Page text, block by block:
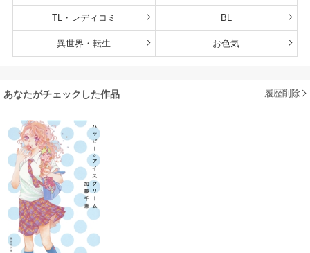
TL・レディコミ BL
異世界・転生 お色気
あなたがチェックした作品 履歴削除